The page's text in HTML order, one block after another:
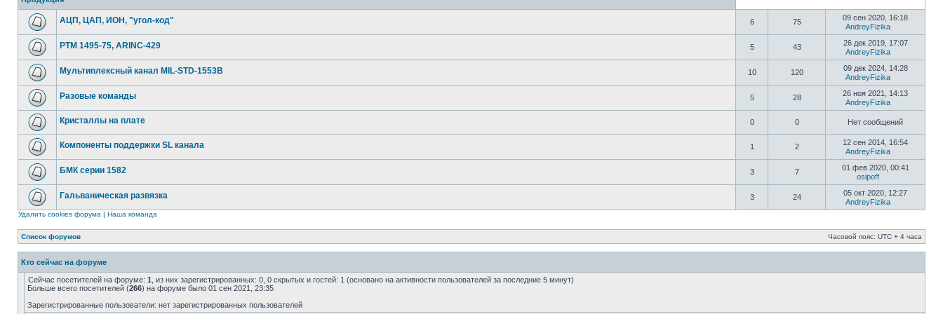
АЦП, ЦАП, ИОН, "угол-код" 6 75
09 сен 2020, 16:18
AndreyFizika
РТМ 1495-75, ARINC-429 5 43
26 дек 2019, 17:07
AndreyFizika
Мультиплексный канал MIL-STD-1553B 10 120
09 дек 2024, 14:28
AndreyFizika
Разовые команды 5 28
26 ноя 2021, 14:13
AndreyFizika
Кристаллы на плате 0 0 Нет сообщений
Компоненты поддержки SL канала 1 2
12 сен 2014, 16:54
AndreyFizika
БМК серии 1582 3 7
01 фев 2020, 00:41
osipoff
Гальваническая развязка 3 24
05 окт 2020, 12:27
AndreyFizika
Удалить cookies форума | Наша команда
Список форумов Часовой пояс: UTC + 4 часа
Кто сейчас на форуме
Сейчас посетителей на форуме: 1 , из них зарегистрированных: 0, 0 скрытых и гостей: 1 (основано на активности пользователей за последние 5 минут)
Больше всего посетителей (266) на форуме было 01 сен 2021, 23:35
Зарегистрированные пользователи: нет зарегистрированных пользователей